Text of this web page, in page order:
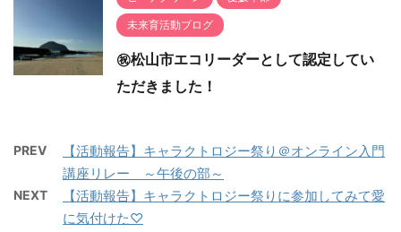
未来育活動ブログ
㊗️松山市エコリーダーとして認定してい
ただきました！
PREV
【活動報告】キャラクトロジー祭り＠オンライン入門
講座リレー ～午後の部～
NEXT
【活動報告】キャラクトロジー祭りに参加してみて愛
に気付けた♡